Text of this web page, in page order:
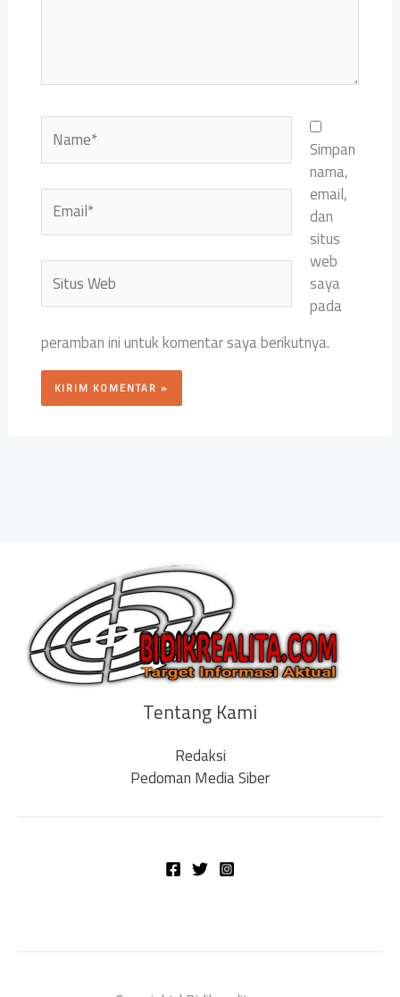
Name*
Email*
Situs
Web
Simpan
nama,
email,
dan
situs
web
saya
pada
peramban ini untuk komentar saya berikutnya.
Tentang Kami
Redaksi
Pedoman Media Siber